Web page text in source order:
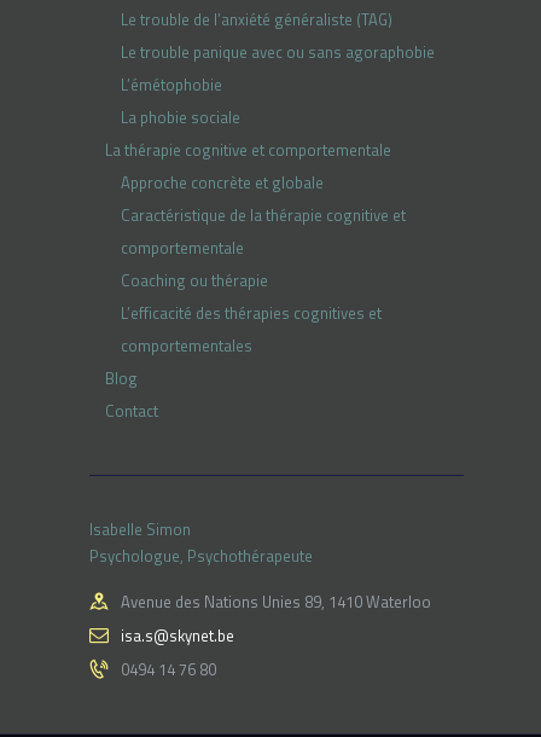
Le trouble de l’anxiété généraliste (TAG)
Le trouble panique avec ou sans agoraphobie
L’émétophobie
La phobie sociale
La thérapie cognitive et comportementale
Approche concrète et globale
Caractéristique de la thérapie cognitive et
comportementale
Coaching ou thérapie
L’efficacité des thérapies cognitives et
comportementales
Blog
Contact
Isabelle Simon
Psychologue, Psychothérapeute
Avenue des Nations Unies 89, 1410 Waterloo
isa.s@skynet.be
0494 14 76 80